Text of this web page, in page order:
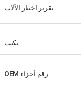
تقرير اختبار الآلات
يكتب
رقم أجزاء OEM